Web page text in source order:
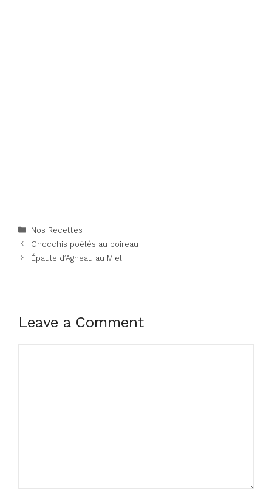
Categories
Nos Recettes
Gnocchis poêlés au poireau
Épaule d’Agneau au Miel
Leave a Comment